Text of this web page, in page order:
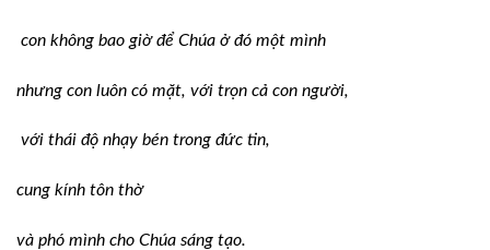
con không bao giờ để Chúa ở đó một mình
nhưng con luôn có mặt, với trọn cả con người,
với thái độ nhạy bén trong đức tin,
cung kính tôn thờ
và phó mình cho Chúa sáng tạo.